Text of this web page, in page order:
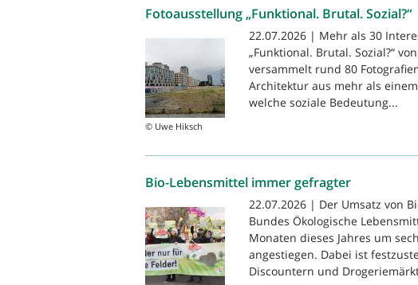
Fotoausstellung „Funktional. Brutal. Sozial?“
© Uwe Hiksch
22.07.2026 | Mehr als 30
„Funktional. Brutal. Sozial?“
versammelt rund 80
Architektur aus mehr als
welche soziale Bedeutung...
Bio-Lebensmittel immer gefragter
22.07.2026 | Der Umsatz von
Bundes Ökologische
Monaten dieses Jahres um
angestiegen. Dabei ist
Discountern und